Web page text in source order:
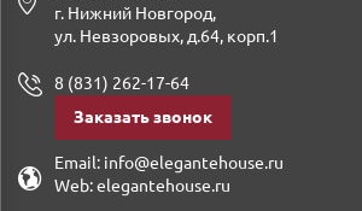
г. Нижний Новгород,
ул. Невзоровых, д.64, корп.1
8 (831) 262-17-64
Заказать звонок
Email: info@elegantehouse.ru
Web:elegantehouse.ru